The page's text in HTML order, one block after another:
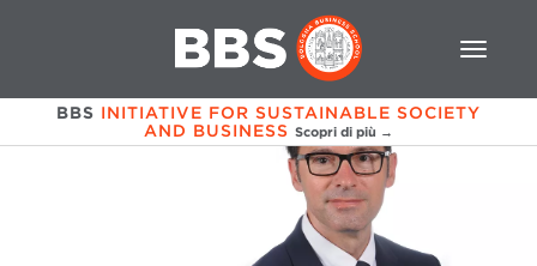
BBS INITIATIVE FOR SUSTAINABLE SOCIETY
AND BUSINESS Scopri di più →